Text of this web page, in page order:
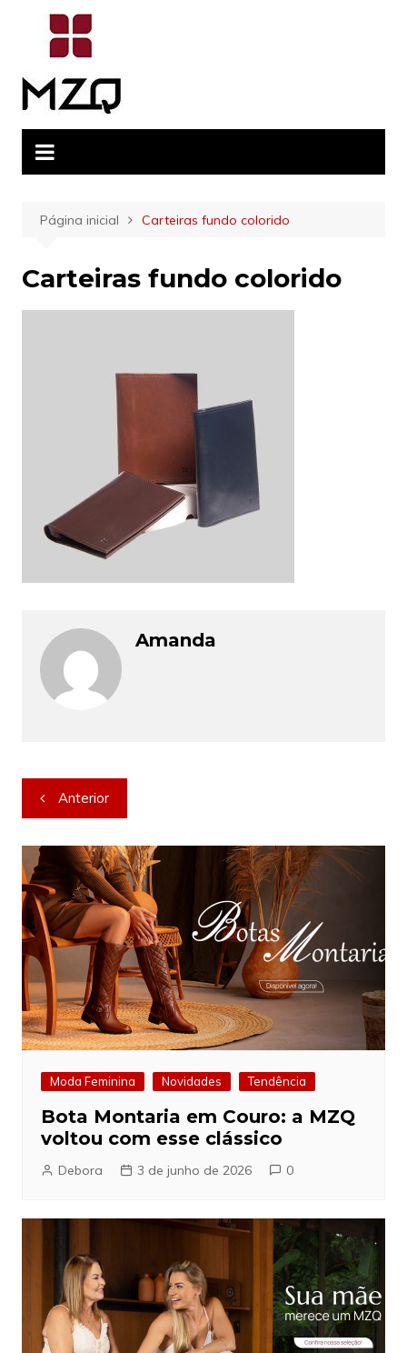
conteúdo
Página inicial Carteiras fundo colorido
Carteiras fundo colorido
Amanda
Navegação
de
Post
Anterior
Moda Feminina Novidades Tendência
Bota Montaria em Couro: a MZQ
voltou com esse clássico
Debora 3 de junho de 2026 0